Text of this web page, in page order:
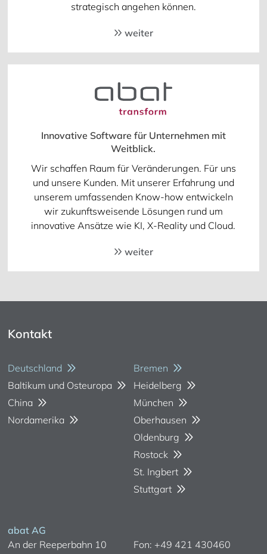
strategisch angehen können.
weiter
Innovative Software für Unternehmen mit
Weitblick.
Wir schaffen Raum für Veränderungen. Für uns
und unsere Kunden. Mit unserer Erfahrung und
unserem umfassenden Know-how entwickeln
wir zukunftsweisende Lösungen rund um
innovative Ansätze wie KI, X-Reality und Cloud.
weiter
Kontakt
Deutschland
Baltikum und Osteuropa
China
Nordamerika
Bremen
Heidelberg
München
Oberhausen
Oldenburg
Rostock
St. Ingbert
Stuttgart
abat AG
An der Reeperbahn 10
Fon: +49 421 430460